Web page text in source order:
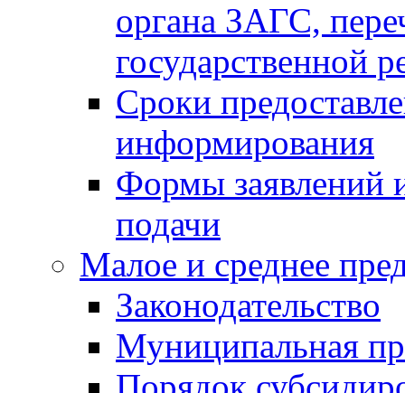
органа ЗАГС,
государственной
Сроки
информирования
Формы заявлений
подачи
Малое и среднее
Законодательство
Муниципальная